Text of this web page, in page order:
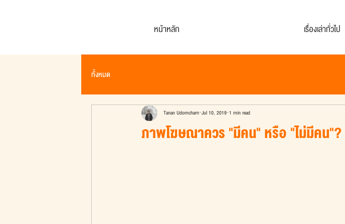
หน้าหลัก เรื่องเล่าทั่วไป
ทั้งหมด
ภาพโฆษณาควร "มีคน" หรือ "ไม่มีคน"?
Tanan Udomcharn Jul 10, 2019 1 min read